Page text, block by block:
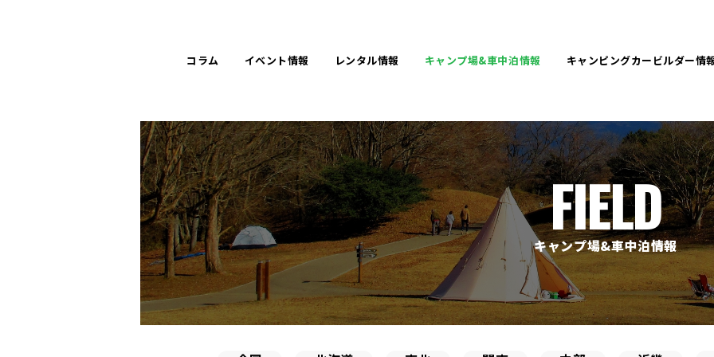
コラム イベント情報 レンタル情報 キャンプ場&車中泊情報 キャンピングカービルダー情
FIELD
キャンプ場&車中泊情報